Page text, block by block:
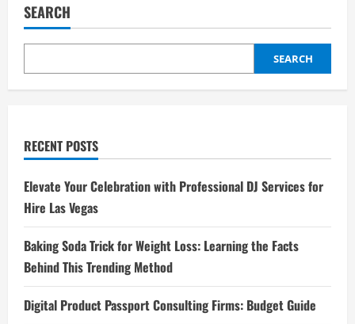
SEARCH
SEARCH
RECENT POSTS
Elevate Your Celebration with Professional DJ Services for
Hire Las Vegas
Baking Soda Trick for Weight Loss: Learning the Facts
Behind This Trending Method
Digital Product Passport Consulting Firms: Budget Guide